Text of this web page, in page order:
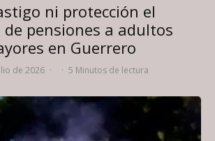
ni protección el
de pensiones a adultos
en Guerrero
de 2026 · · 5 Minutos de lectura